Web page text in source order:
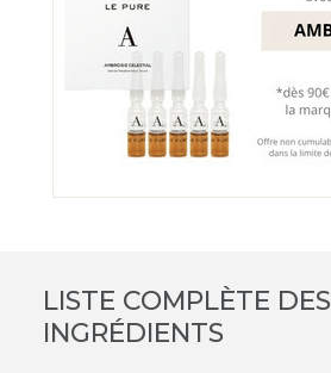
LISTE COMPLÈTE DES
INGRÉDIENTS